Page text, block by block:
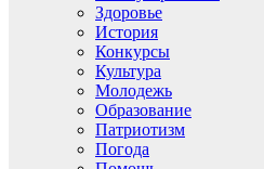
Здоровье
История
Конкурсы
Культура
Молодежь
Образование
Патриотизм
Погода